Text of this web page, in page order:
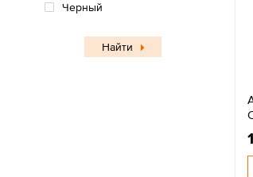
Черный
Найти